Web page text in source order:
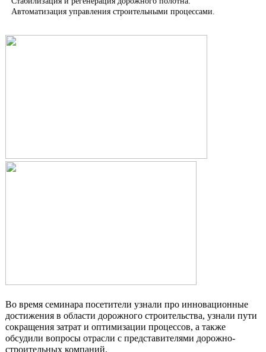
Автоматизация управления строительными процессами.
Во время семинара посетители узнали про инновационные
достижения в области дорожного строительства, узнали пути
сокращения затрат и оптимизации процессов, а также
обсудили вопросы отрасли с представителями дорожно-
строительных компаний.